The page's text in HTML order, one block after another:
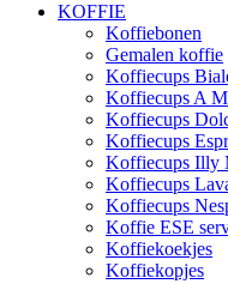
KOFFIE
Koffiebonen
Gemalen koffie
Koffiecups
Koffiecups A
Koffiecups
Koffiecups
Koffiecups Illy
Koffiecups
Koffiecups
Koffie ESE
Koffiekoekjes
Koffiekopjes